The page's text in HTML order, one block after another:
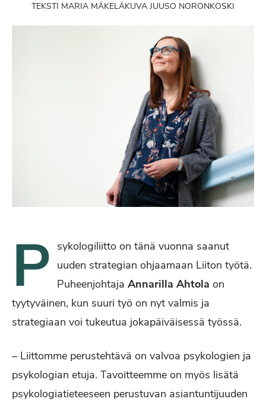
TEKSTI MARIA MÄKELÄKUVA JUUSO NORONKOSKI
P sykologiliitto on tänä vuonna saanut
uuden strategian ohjaamaan Liiton työtä.
Puheenjohtaja Annarilla Ahtola on
tyytyväinen, kun suuri työ on nyt valmis ja
strategiaan voi tukeutua jokapäiväisessä työssä.
– Liittomme perustehtävä on valvoa psykologien ja
psykologian etuja. Tavoitteemme on myös lisätä
psykologiatieteeseen perustuvan asiantuntijuuden